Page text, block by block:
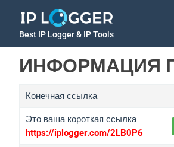
Best IP Logger & IP Tools
ИНФОРМАЦИЯ
Конечная ссылка
Это ваша короткая ссылка
https://iplogger.com/2LB0P6